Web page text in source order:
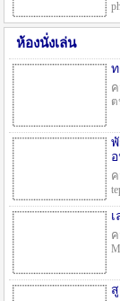
ห้องนั่งเล่น
ต